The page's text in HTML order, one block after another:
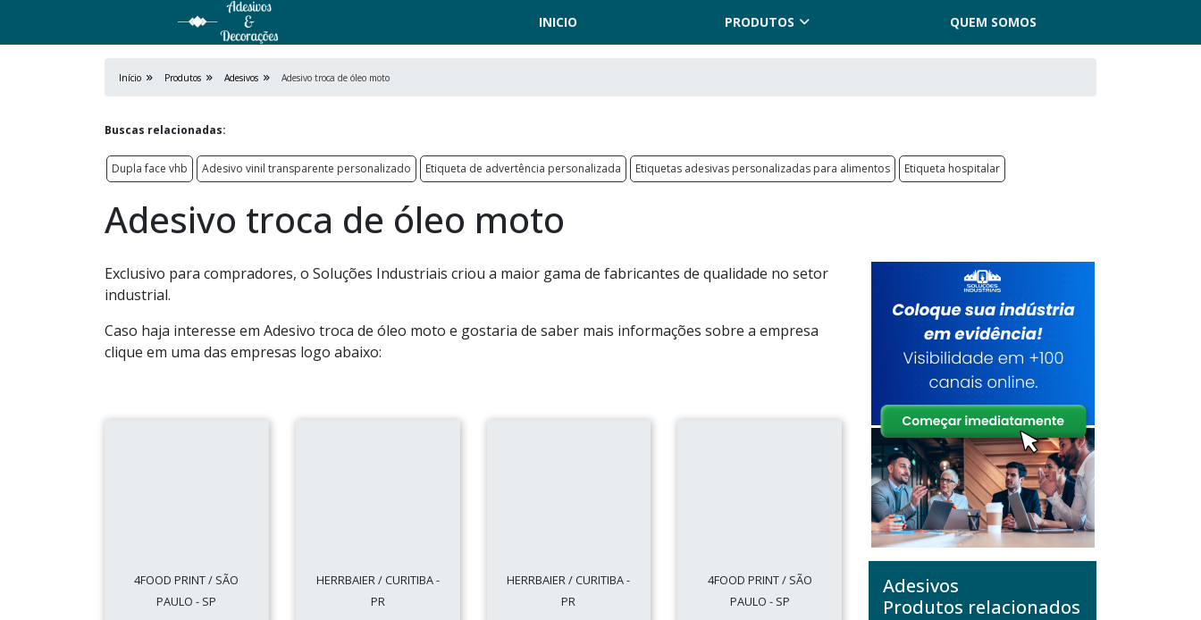
INICIO PRODUTOS QUEM SOMOS
Início Produtos Adesivos Adesivo troca de óleo moto
Buscas relacionadas:
Dupla face vhb Adesivo vinil transparente personalizado Etiqueta de advertência personalizada Etiquetas adesivas personalizadas para alimentos Etiqueta hospitalar
Adesivo troca de óleo moto
Exclusivo para compradores, o Soluções Industriais criou a maior gama de fabricantes de qualidade no setor
industrial.
Caso haja interesse em Adesivo troca de óleo moto e gostaria de saber mais informações sobre a empresa
clique em uma das empresas logo abaixo:
4FOOD PRINT / SÃO
PAULO - SP
HERRBAIER / CURITIBA -
PR
HERRBAIER / CURITIBA -
PR
4FOOD PRINT / SÃO
PAULO - SP
Adesivos
Produtos relacionados